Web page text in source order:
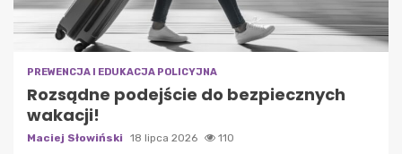
PREWENCJA I EDUKACJA POLICYJNA
Rozsądne podejście do bezpiecznych
wakacji!
Maciej Słowiński 18 lipca 2026 110